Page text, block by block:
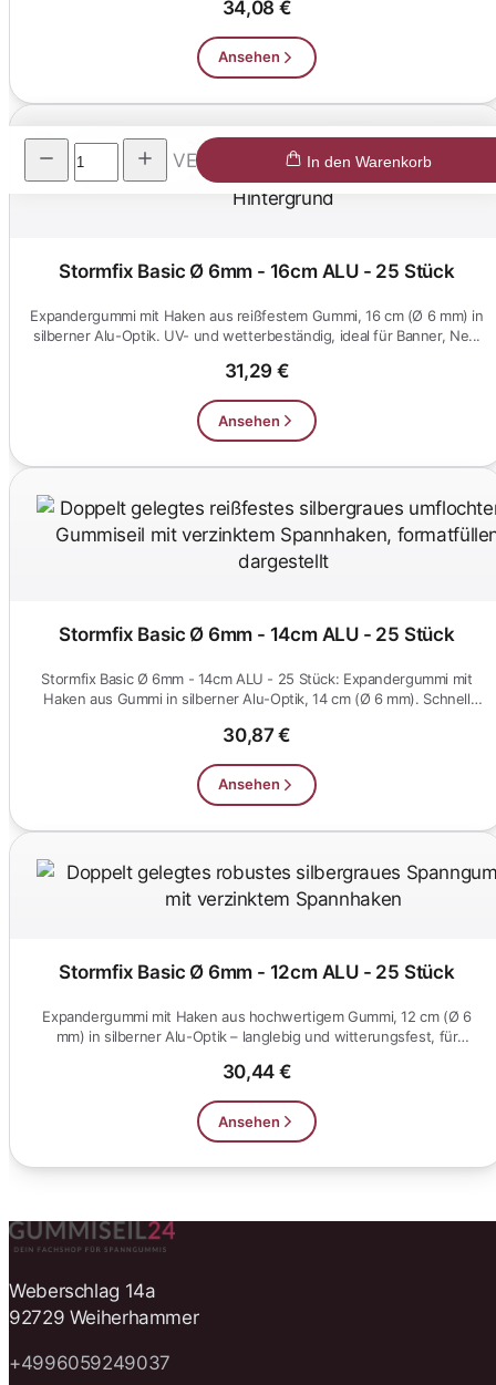
34,08 €
Ansehen
Stormfix Basic Ø 6mm - 16cm ALU - 25 Stück
Expandergummi mit Haken aus reißfestem Gummi, 16 cm (Ø 6 mm) in
silberner Alu-Optik. UV- und wetterbeständig, ideal für Banner, Ne...
31,29 €
Ansehen
Stormfix Basic Ø 6mm - 14cm ALU - 25 Stück
Stormfix Basic Ø 6mm - 14cm ALU - 25 Stück: Expandergummi mit
Haken aus Gummi in silberner Alu-Optik, 14 cm (Ø 6 mm). Schnell
30,87 €
Ansehen
Stormfix Basic Ø 6mm - 12cm ALU - 25 Stück
Expandergummi mit Haken aus hochwertigem Gummi, 12 cm (Ø 6
mm) in silberner Alu-Optik – langlebig und witterungsfest, für
30,44 €
Ansehen
Weberschlag 14a
92729 Weiherhammer
+4996059249037
VE In den Warenkorb